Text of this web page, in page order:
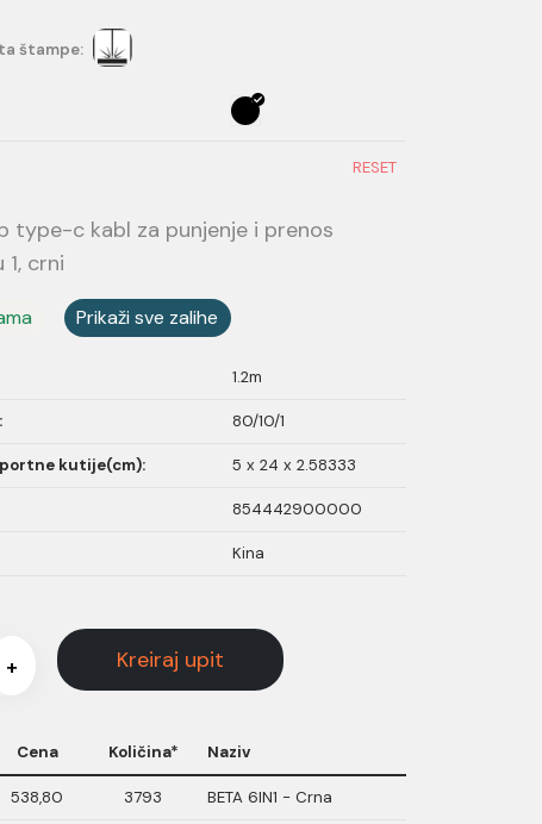
štampe:
RESET
type-c kabl za punjenje i prenos
crni
Prikaži sve zalihe
1.2m
80/10/1
kutije(cm): 5 x 24 x 2.58333
854442900000
Kina
+ Kreiraj upit
Cena Količina* Naziv
538,80 3793 BETA 6IN1 - Crna